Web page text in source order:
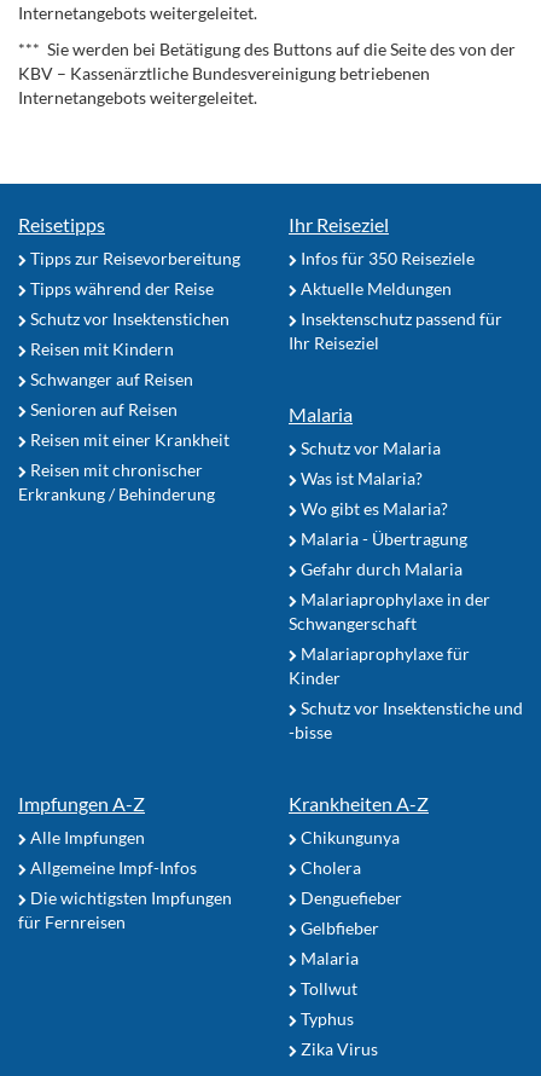
Internetangebots weitergeleitet.
*** Sie werden bei Betätigung des Buttons auf die Seite des von der
KBV – Kassenärztliche Bundesvereinigung betriebenen
Internetangebots weitergeleitet.
Reisetipps
Tipps zur Reisevorbereitung
Tipps während der Reise
Schutz vor Insektenstichen
Reisen mit Kindern
Schwanger auf Reisen
Senioren auf Reisen
Reisen mit einer Krankheit
Reisen mit chronischer
Erkrankung / Behinderung
Ihr Reiseziel
Infos für 350 Reiseziele
Aktuelle Meldungen
Insektenschutz passend für
Ihr Reiseziel
Malaria
Schutz vor Malaria
Was ist Malaria?
Wo gibt es Malaria?
Malaria - Übertragung
Gefahr durch Malaria
Malariaprophylaxe in der
Schwangerschaft
Malariaprophylaxe für
Kinder
Schutz vor Insektenstiche und
-bisse
Impfungen A-Z
Alle Impfungen
Allgemeine Impf-Infos
Die wichtigsten Impfungen
für Fernreisen
Krankheiten A-Z
Chikungunya
Cholera
Denguefieber
Gelbfieber
Malaria
Tollwut
Typhus
Zika Virus